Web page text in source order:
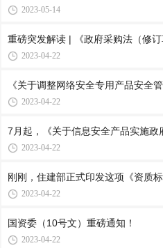
2023-05-14
重磅突发解读 | 《政府采购法（修
2023-04-22
《关于调整网络安全专用产品安全
2023-04-22
7月起，《关于信息安全产品实施政
2023-04-22
刚刚，住建部正式印发这项《资质
2023-04-22
国资委（10号文）重磅通知！
2023-04-22